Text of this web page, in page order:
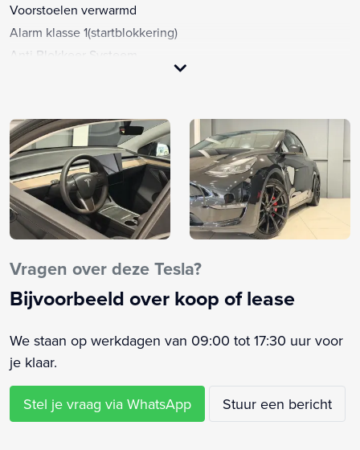
Voorstoelen verwarmd
Alarm klasse 1(startblokkering)
Anti Blokkeer Systeem
Autonomous Emergency Braking
Basic Autopilot
Bestuurdersairbag
Bluetooth telefoonvoorbereiding
Buitenspiegel(s) automatisch dimmend
Buitenspiegels elektr. met geheugen
Buitenspiegels verwarmbaar
Connected services
Dodehoek Detectie
Elektrisch verstelbare stoel(en) met geheugen
Elektrisch verstelbare stuurkolom met geheugen
Elektronisch Stabiliteits Programma
Vragen over deze Tesla?
Bijvoorbeeld over koop of lease
We staan op werkdagen van 09:00 tot 17:30 uur voor
je klaar.
Stel je vraag via WhatsApp Stuur een bericht